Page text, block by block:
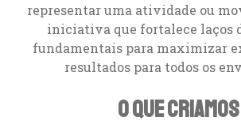
representar uma atividade ou
iniciativa que fortalece laços
fundamentais para maximizar
resultados para todos os
O que criamos